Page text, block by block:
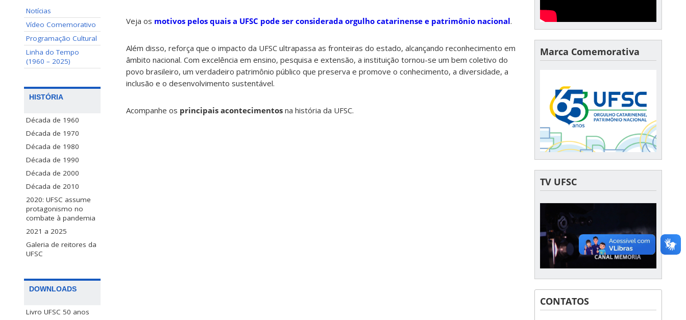
Notícias
Vídeo Comemorativo
Programação Cultural
Linha do Tempo
(1960 – 2025)
HISTÓRIA
Década de 1960
Década de 1970
Década de 1980
Década de 1990
Década de 2000
Década de 2010
2020: UFSC assume
protagonismo no
combate à pandemia
2021 a 2025
Galeria de reitores da
UFSC
DOWNLOADS
Livro UFSC 50 anos
Veja os motivos pelos quais a UFSC pode ser considerada orgulho catarinense e patrimônio nacional.
Além disso, reforça que o impacto da UFSC ultrapassa as fronteiras do estado, alcançando reconhecimento em
âmbito nacional. Com excelência em ensino, pesquisa e extensão, a instituição tornou-se um bem coletivo do
povo brasileiro, um verdadeiro patrimônio público que preserva e promove o conhecimento, a diversidade, a
inclusão e o desenvolvimento sustentável.
Acompanhe os principais acontecimentos na história da UFSC.
Marca Comemorativa
TV UFSC
CONTATOS